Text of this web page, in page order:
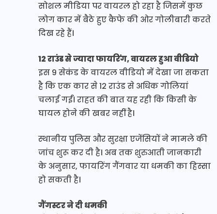
सोशल मीडिया पर वायरल हो रहा है जिसमें कुछ
लोग कार में बैठे हुए कैफे की ओर गोलीबारी करते
दिख रहे हैं।
12 राउंड से ज्यादा फायरिंग, वायरल हुआ वीडियो
इस 9 सेकंड के वायरल वीडियो में देखा जा सकता
है कि एक कार से 12 राउंड से अधिक गोलियां
चलाई गईं। राहत की बात यह रही कि किसी के
घायल होने की खबर नहीं है।
स्थानीय पुलिस और सुरक्षा एजेंसियों ने मामले की
जांच शुरू कर दी है। अब तक शुरुआती जानकारी
के अनुसार, फायरिंग गैंगवार या धमकी का हिस्सा
हो सकती है।
गैंगस्टर ने दी धमकी